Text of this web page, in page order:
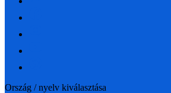
Ország / nyelv kiválasztása